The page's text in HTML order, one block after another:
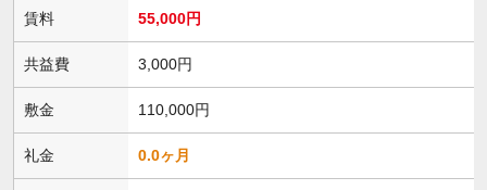
賃料 55,000円
共益費 3,000円
敷金 110,000円
礼金 0.0ヶ月